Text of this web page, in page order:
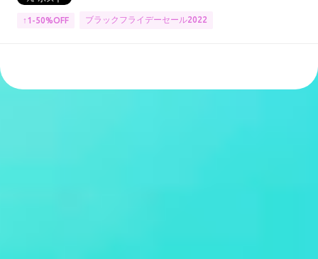
↑1-50%OFF ブラックフライデーセール2022